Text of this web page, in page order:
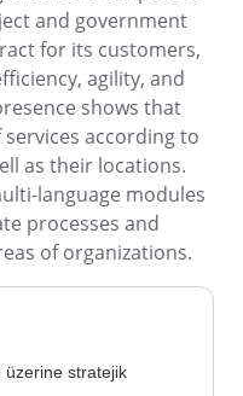
and government
for its customers,
agility, and
shows that
according to
as their locations.
language modules
processes and
of organizations.
üzerine stratejik